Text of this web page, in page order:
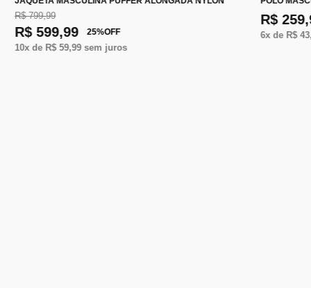
R$ 799,99
R$ 599,99 25%OFF
10x de R$ 59,99sem juros
R$
6x de R$